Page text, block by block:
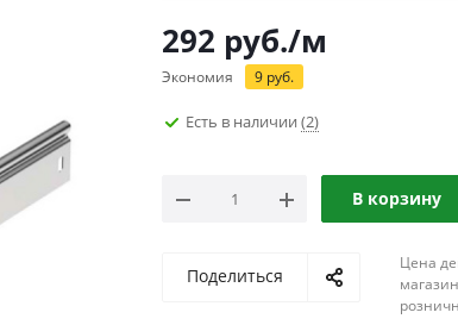
292 руб./м
Экономия 9 руб.
Есть в наличии (2)
В корзину
Поделиться
Цена